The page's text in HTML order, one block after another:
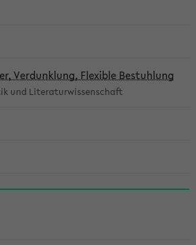
Verdunklung, Flexible Bestuhlung
und Literaturwissenschaft